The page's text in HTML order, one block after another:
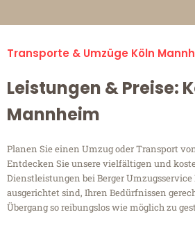
Transporte & Umzüge Köln
Leistungen & Preise:
Mannheim
Planen Sie einen Umzug oder Transport
Entdecken Sie unsere vielfältigen und
Dienstleistungen bei Berger
ausgerichtet sind, Ihren Bedürfnissen
Übergang so reibungslos wie möglich zu